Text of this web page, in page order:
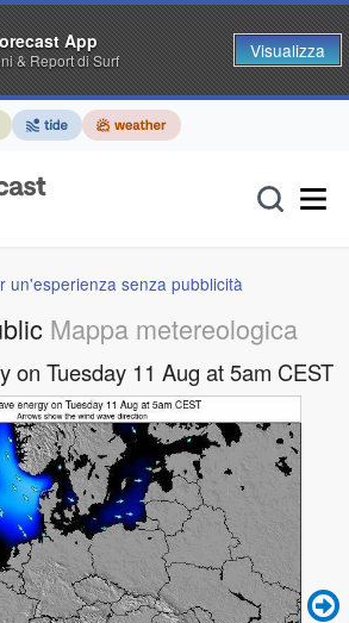
un'esperienza senza pubblicità
Mappa metereologica
on Tuesday 11 Aug at 5am CEST
App
& Report di Surf Visualizza